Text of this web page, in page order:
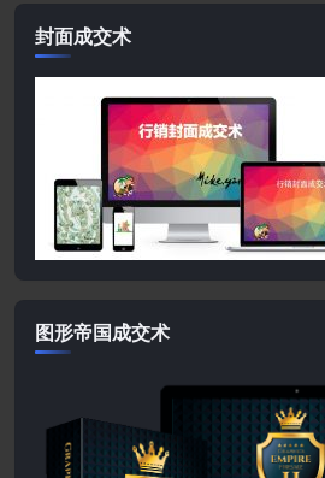
封面成交术
图形帝国成交术